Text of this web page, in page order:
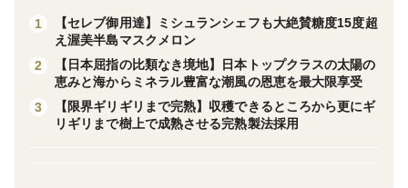
渥美半島は作物にとって最高の条件である温暖な気候に
加え、ミネラル豊富な潮風の恩恵を享受しており農業算
出額5年連続日本一を獲得した全国屈指の農業王国で
1
【セレブ御用達】ミシュランシェフも大絶賛糖度15度超
え渥美半島マスクメロン
2
【日本屈指の比類なき境地】日本トップクラスの太陽の
恵みと海からミネラル豊富な潮風の恩恵を最大限享受
3
【限界ギリギリまで完熟】収穫できるところから更にギ
リギリまで樹上で成熟させる完熟製法採用